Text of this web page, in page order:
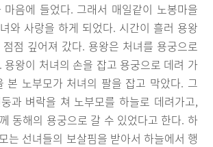
음에 들었다. 그래서 매일같이 노봉마을
와 사랑을 하게 되었다. 시간이 흘러 용왕
점 깊어져 갔다. 용왕은 처녀를 용궁으로
용왕이 처녀의 손을 잡고 용궁으로 데려 가
본 노부모가 처녀의 팔을 잡고 막았다. 그
과 벼락을 쳐 노부모를 하늘로 데려가고,
동해의 용궁으로 갈 수 있었다고 한다. 하
는 선녀들의 보살핌을 받아서 하늘에서 행